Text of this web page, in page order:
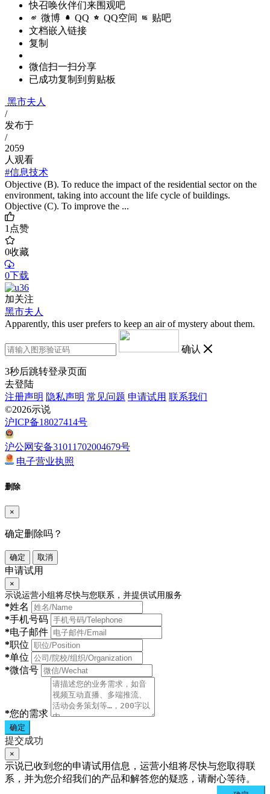
快召唤伙伴们来围观吧
微博 QQ QQ空间 贴吧
文档嵌入链接
复制
微信扫一扫分享
已成功复制到剪贴板
黑市夫人
/
发布于
/
2059
人观看
#信息技术
Objective (B). To reduce the impact of the residential sector on the
environment, taking into account the life cycle of buildings.
Objective (C). To improve the ...
1点赞
0收藏
0下载
加关注
黑市夫人
Apparently, this user prefers to keep an air of mystery about them.
确认
3秒后跳转登录页面
去登陆
注册声明 隐私声明 常见问题 申请试用 联系我们
©2026示说
沪ICP备18027414号
沪公网安备31011702004679号
电子营业执照
删除
×
确定删除吗？
确定 取消
申请试用
×
示说运营小组将尽快与您联系，并提供试用服务
*姓名
*手机号码
*电子邮件
*职位
*单位
*微信号
*您的需求
确定
提交成功
×
示说已收到您的申请试用信息，运营小组将尽快与您取得联
系，并为您介绍我们的产品和解答您的疑惑，请耐心等待。